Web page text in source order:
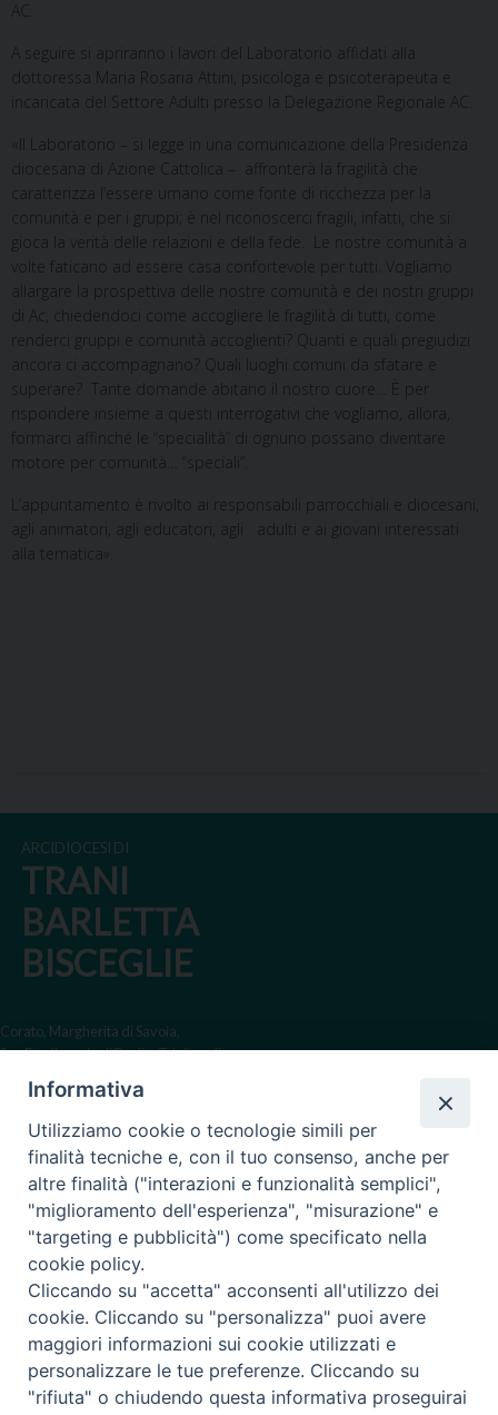
A seguire si apriranno i lavori del Laboratorio affidati alla
dottoressa Maria Rosaria Attini, psicologa e psicoterapeuta e
incaricata del Settore Adulti presso la Delegazione Regionale AC.
«Il Laboratorio – si legge in una comunicazione della Presidenza
diocesana di Azione Cattolica – affronterà la fragilità che
caratterizza l’essere umano come fonte di ricchezza per la
comunità e per i gruppi; è nel riconoscerci fragili, infatti, che si
gioca la verità delle relazioni e della fede. Le nostre comunità a
volte faticano ad essere casa confortevole per tutti. Vogliamo
allargare la prospettiva delle nostre comunità e dei nostri gruppi
di Ac, chiedendoci come accogliere le fragilità di tutti, come
renderci gruppi e comunità accoglienti? Quanti e quali pregiudizi
ancora ci accompagnano? Quali luoghi comuni da sfatare e
superare? Tante domande abitano il nostro cuore… È per
rispondere insieme a questi interrogativi che vogliamo, allora,
formarci affinché le “specialità” di ognuno possano diventare
motore per comunità… “speciali”.
L’appuntamento è rivolto ai responsabili parrocchiali e diocesani,
agli animatori, agli educatori, agli adulti e ai giovani interessati
alla tematica».
ARCIDIOCESI DI
TRANI
BARLETTA
BISCEGLIE
Corato, Margherita di Savoia,
San Ferdinando di Puglia, Trinitapoli
Sede arcivescovile suffraganea
Regione ecclesiastica Puglia
Via Beltrani, 9
76125 Trani BT
Centralino Tel. 0883 494211
Cancelleria Tel. 0883 494204
cancelleria@arcidiocesitrani.it
Copyright © Arcidiocesi di Trani Barletta Bisceglie
Informativa
Utilizziamo cookie o tecnologie simili per
finalità tecniche e, con il tuo consenso, anche per
altre finalità ("interazioni e funzionalità semplici",
"miglioramento dell'esperienza", "misurazione" e
"targeting e pubblicità") come specificato nella
cookie policy.
Cliccando su "accetta" acconsenti all'utilizzo dei
cookie. Cliccando su "personalizza" puoi avere
maggiori informazioni sui cookie utilizzati e
personalizzare le tue preferenze. Cliccando su
"rifiuta" o chiudendo questa informativa proseguirai